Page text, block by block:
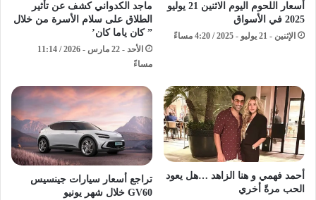
أسعار اللحوم اليوم الاثنين 21 يوليو
2025 في الأسواق
الإثنين - 21 يوليو - 2025 / 4:20 مساءً
ماجد الكدواني كشف عن تأثير
الطلاق على سلام الأسرة من خلال
” كان ياما كان’
الأحد - 22 مارس - 2026 / 11:14
مساءً
أحمد فهمي و هنا الزاهد …هل يعود
الحب مرةً أخري
تراجع أسعار سيارات جينسيس
GV60 خلال شهر يونيو